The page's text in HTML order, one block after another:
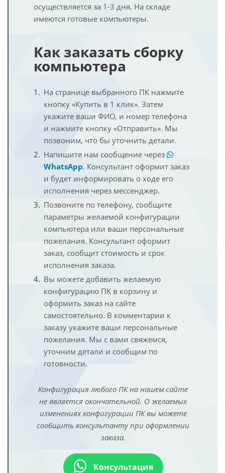
осуществляется за 1-3 дня. На складе
имеются готовые компьютеры.
Как заказать сборку
компьютера
На странице выбранного ПК нажмите
кнопку «Купить в 1 клик». Затем
укажите ваши ФИО, и номер телефона
и нажмите кнопку «Отправить». Мы
позвоним, что бы уточнить детали.
Напишите нам сообщение через
WhatsApp. Консультант оформит заказ
и будет информировать о ходе его
исполнения через мессенджер.
Позвоните по телефону, сообщите
параметры желаемой конфигурации
компьютера или ваши персональные
пожелания. Консультант оформит
заказ, сообщит стоимость и срок
исполнения заказа.
Вы можете добавить желаемую
конфигурацию ПК в корзину и
оформить заказ на сайте
самостоятельно. В комментарии к
заказу укажите ваши персональные
пожелания. Мы с вами свяжемся,
уточним детали и сообщим по
готовности.
Конфигурация любого ПК на нашем сайте
не является окончательной. О желаемых
изменениях конфигурации ПК вы можете
сообщить консультанту при оформлении
заказа.
Консультация